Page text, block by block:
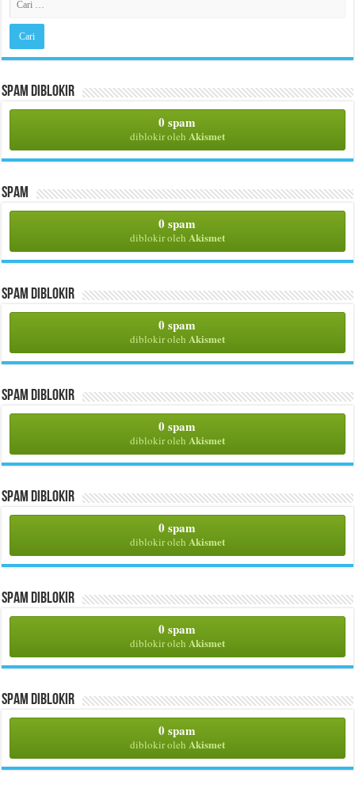
Spam Diblokir
0 spam
diblokir oleh Akismet
Spam
0 spam
diblokir oleh Akismet
Spam Diblokir
0 spam
diblokir oleh Akismet
Spam Diblokir
0 spam
diblokir oleh Akismet
Spam Diblokir
0 spam
diblokir oleh Akismet
Spam Diblokir
0 spam
diblokir oleh Akismet
Spam Diblokir
0 spam
diblokir oleh Akismet